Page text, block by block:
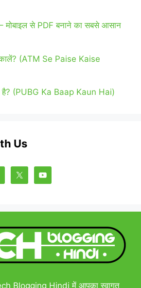
मोबाइल से PDF बनाने का सबसे आसान
(ATM Se Paise Kaise
है? (PUBG Ka Baap Kaun Hai)
Us
Blogging Hindi में आपका स्वागत